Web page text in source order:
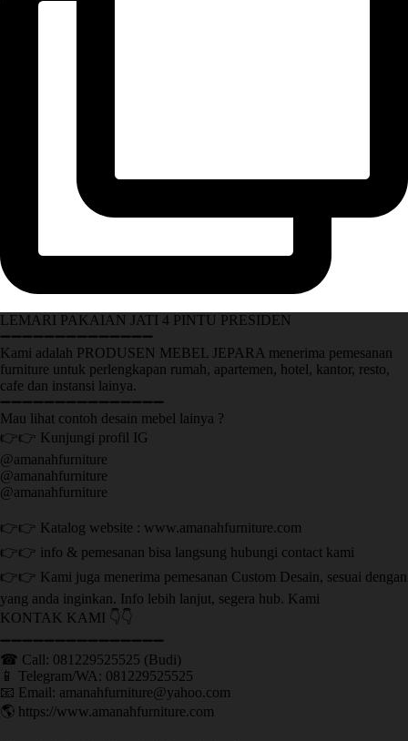
LEMARI PAKAIAN JATI 4 PINTU PRESIDEN
➖➖➖➖➖➖➖➖➖➖➖➖➖➖
Kami adalah PRODUSEN MEBEL JEPARA menerima pemesanan
furniture untuk perlengkapan rumah, apartemen, hotel, kantor, resto,
cafe dan instansi lainya.
➖➖➖➖➖➖➖➖➖➖➖➖➖➖➖
Mau lihat contoh desain mebel lainya ?
👉👉 Kunjungi profil IG
@amanahfurniture
@amanahfurniture
@amanahfurniture
👉👉 Katalog website : www.amanahfurniture.com
👉👉 info & pemesanan bisa langsung hubungi contact kami
👉👉 Kami juga menerima pemesanan Custom Desain, sesuai dengan
yang anda inginkan. Info lebih lanjut, segera hub. Kami
KONTAK KAMI 👇👇
➖➖➖➖➖➖➖➖➖➖➖➖➖➖➖ ㅤ
☎ Call: 081229525525 (Budi)
📱 Telegram/WA: 081229525525
📧 Email: amanahfurniture@yahoo.com
🌎 https://www.amanahfurniture.com